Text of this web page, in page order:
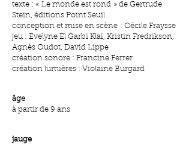
texte : « Le monde est rond » de Gertrude
Stein, éditions Point Seuil.
conception et mise en scène : Cécile Fraysse
jeu : Evelyne El Garbi Klaï, Kristin Fredrikson,
Agnès Oudot, David Lippe
création sonore : Francine Ferrer
création lumières : Violaine Burgard
âge
à partir de 9 ans
jauge